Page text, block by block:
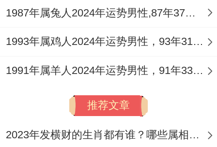
减少卷入办公室社会科学或人际纷争，对于
但执行时仍需注意团队协作，避免因过于固
执己见而树敌。
队，自立创业或从事自由度更高的工作，这
虽是一种化解方式，但其过程同样挑战重
1987年属兔人2024年运势男性,87年37岁属兔男2024年每月运程怎么样
1993年属鸡人2024年运势男性，93年31岁属鸡男2024年每月运程怎么样
1991年属羊人2024年运势男性，91年33岁属羊男2024年每月运程怎么样
推荐文章
2023年发横财的生肖都有谁？哪些属相财运旺盛？